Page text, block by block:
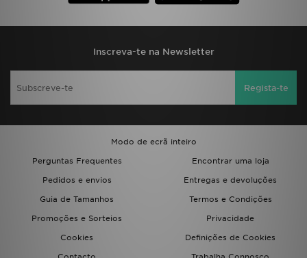
Inscreva-te na Newsletter
Regista-te
Modo de ecrã inteiro
Perguntas Frequentes
Encontrar uma loja
Pedidos e envios
Entregas e devoluções
Guia de Tamanhos
Termos e Condições
Promoções e Sorteios
Privacidade
Cookies
Definições de Cookies